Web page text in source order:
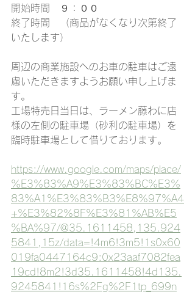
開始時間　９：００
終了時間　（商品がなくなり次第終了
いたします）
周辺の商業施設へのお車の駐車はご遠
慮いただきますようお願い申し上げま
す。
工場特売日当日は、ラーメン藤わに店
様の左側の駐車場（砂利の駐車場）を
臨時駐車場として借りております。
https://www.google.com/maps/place/
%E3%83%A9%E3%83%BC%E3%
83%A1%E3%83%B3%E8%97%A4
+%E3%82%8F%E3%81%AB%E5
%BA%97/@35.1611458,135.924
5841,15z/data=!4m6!3m5!1s0x60
019fa0447164c9:0x23aaf7082fea
19cd!8m2!3d35.1611458!4d135.
9245841!16s%2Fg%2F1tp_699n